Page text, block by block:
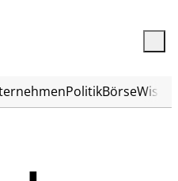
PolitikBörse